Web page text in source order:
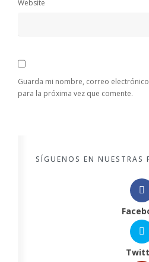
Website
Guarda mi nombre, correo
para la próxima vez que comente.
SÍGUENOS EN NUESTRAS